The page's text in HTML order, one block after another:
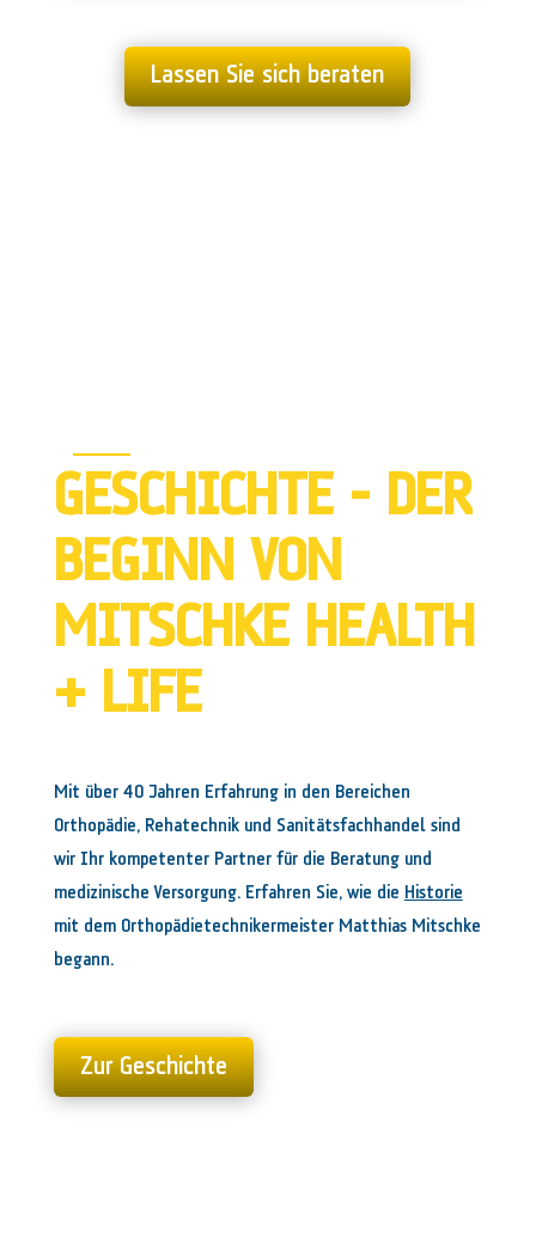
Lassen Sie sich beraten
GESCHICHTE – DER
BEGINN VON
MITSCHKE HEALTH
+ LIFE
Mit über 40 Jahren Erfahrung in den Bereichen
Orthopädie, Rehatechnik und Sanitätsfachhandel sind
wir Ihr kompetenter Partner für die Beratung und
medizinische Versorgung. Erfahren Sie, wie die Historie
mit dem Orthopädietechnikermeister Matthias Mitschke
begann.
Zur Geschichte